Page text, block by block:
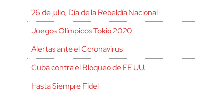
26 de julio, Día de la Rebeldía Nacional
Juegos Olímpicos Tokio 2020
Alertas ante el Coronavirus
Cuba contra el Bloqueo de EE.UU.
Hasta Siempre Fidel